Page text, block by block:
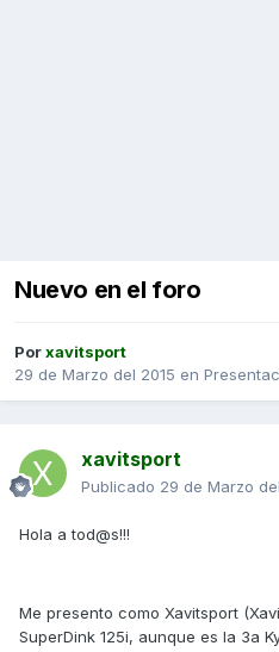
Nuevo en el foro
Porxavitsport
29 de Marzo del 2015 en
xavitsport
Publicado 29 de Marzo
Hola a tod@s!!!
Me presento como Xavitsport
SuperDink 125i, aunque es la 3a